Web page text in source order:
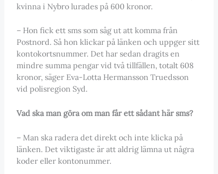
kvinna i Nybro lurades på 600 kronor.
– Hon fick ett sms som såg ut att komma från
Postnord. Så hon klickar på länken och uppger sitt
kontokortsnummer. Det har sedan dragits en
mindre summa pengar vid två tillfällen, totalt 608
kronor, säger Eva-Lotta Hermansson Truedsson
vid polisregion Syd.
Vad ska man göra om man får ett sådant här sms?
– Man ska radera det direkt och inte klicka på
länken. Det viktigaste är att aldrig lämna ut några
koder eller kontonummer.